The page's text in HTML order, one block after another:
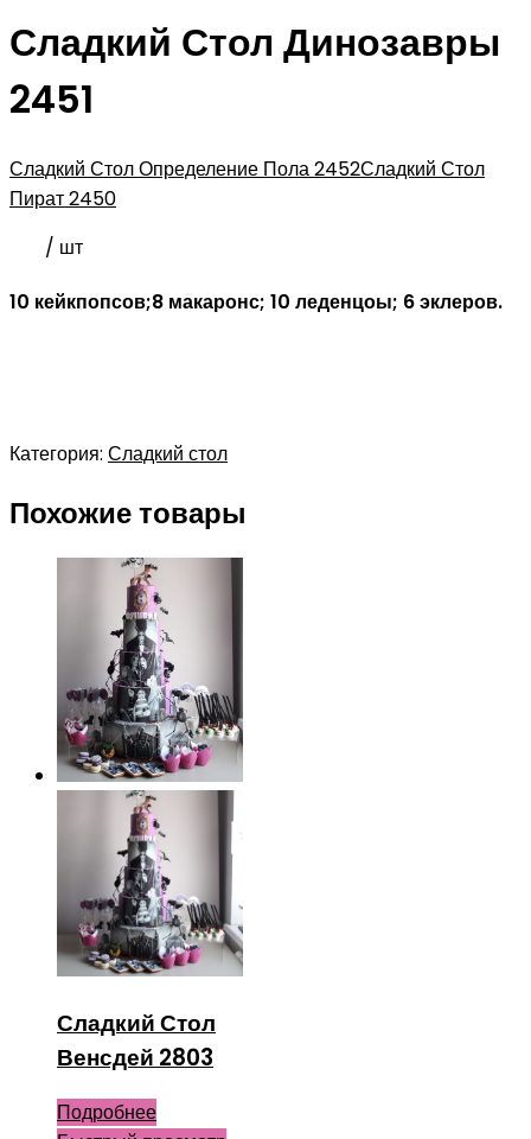
Сладкий Стол Динозавры
2451
Сладкий Стол Определение Пола 2452Сладкий Стол
Пират 2450
/ шт
10 кейкпопсов;8 макаронс; 10 леденцоы; 6 эклеров.
Категория: Сладкий стол
Похожие товары
Сладкий Стол
Венсдей 2803
Подробнее